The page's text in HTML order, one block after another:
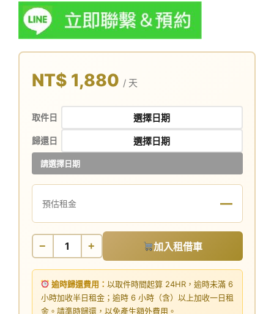
NT$ 1,880 / 天
取件日
歸還日
請選擇日期
預估租金 —
− + 加入租借車
逾時歸還費用：以取件時間起算 24HR，逾時未滿 6
小時加收半日租金；逾時 6 小時（含）以上加收一日租
金。請準時歸還，以免產生額外費用。